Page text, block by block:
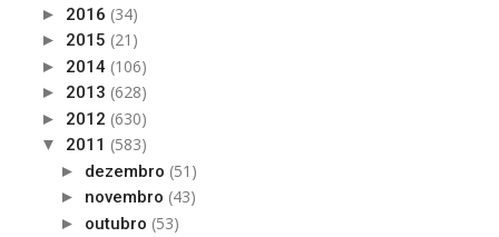
► 2016 (34)
► 2015 (21)
► 2014 (106)
► 2013 (628)
► 2012 (630)
▼ 2011 (583)
► dezembro (51)
► novembro (43)
► outubro (53)